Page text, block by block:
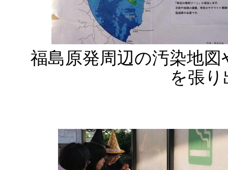
福島原発周辺の汚染地
を張